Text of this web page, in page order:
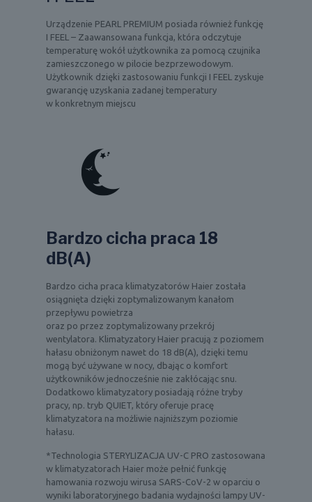
Urządzenie PEARL PREMIUM posiada również funkcję
I FEEL – Zaawansowana funkcja, która odczytuje
temperaturę wokół użytkownika za pomocą czujnika
zamieszczonego w pilocie bezprzewodowym.
Użytkownik dzięki zastosowaniu funkcji I FEEL zyskuje
gwarancję uzyskania zadanej temperatury
w konkretnym miejscu
Bardzo cicha praca 18
dB(A)
Bardzo cicha praca klimatyzatorów Haier została
osiągnięta dzięki zoptymalizowanym kanałom
przepływu powietrza
oraz po przez zoptymalizowany przekrój
wentylatora. Klimatyzatory Haier pracują z poziomem
hałasu obniżonym nawet do 18 dB(A), dzięki temu
mogą być używane w nocy, dbając o komfort
użytkowników jednocześnie nie zakłócając snu.
Dodatkowo klimatyzatory posiadają różne tryby
pracy, np. tryb QUIET, który oferuje pracę
klimatyzatora na możliwie najniższym poziomie
hałasu.
*Technologia STERYLIZACJA UV-C PRO zastosowana
w klimatyzatorach Haier może pełnić funkcję
hamowania rozwoju wirusa SARS-CoV-2 w oparciu o
wyniki laboratoryjnego badania wydajności lampy UV-